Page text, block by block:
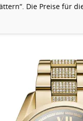
Die Preise für